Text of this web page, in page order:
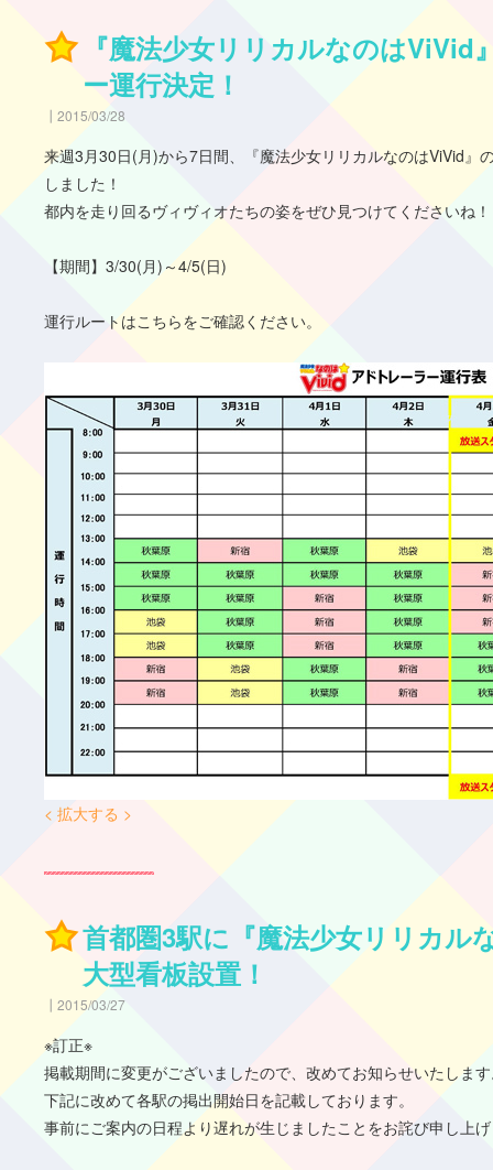
『魔法少女リリカルなのは
ー運行決定！
2015/03/28
来週3月30日(月)から7日間、『魔法少女リリカルなのはViVid』
しました！
都内を走り回るヴィヴィオたちの姿をぜひ見つけてくださいね！
【期間】3/30(月)～4/5(日)
運行ルートはこちらをご確認ください。
< 拡大する >
首都圏3駅に『魔法少女リリカル
大型看板設置！
2015/03/27
※訂正※
掲載期間に変更がございましたので、改めてお知らせいたしま
下記に改めて各駅の掲出開始日を記載しております。
事前にご案内の日程より遅れが生じましたことをお詫び申し上